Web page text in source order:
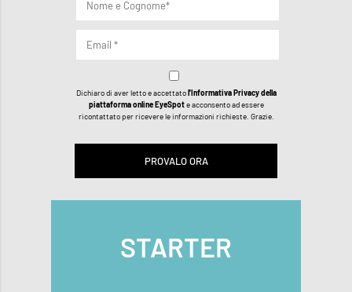
Dichiaro di aver letto e accettatol'Informativa Privacy della
piattaforma online EyeSpote acconsento ad essere
ricontattato per ricevere le informazioni richieste. Grazie.
PROVALO ORA
STARTER